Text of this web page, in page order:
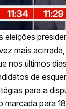
eleições
mais
nos últimos
de
para a
marcada para